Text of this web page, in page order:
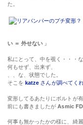
た。
い ＝ 外せない 』
私にとって、中を覗く・・・
何もせず、出来ず、
、、な、状態でした。
そこをkatze さんが調べてく
変形してるあたりにボルトが
前にも書きましたがAsmic
何事も無かったかの様に、綺